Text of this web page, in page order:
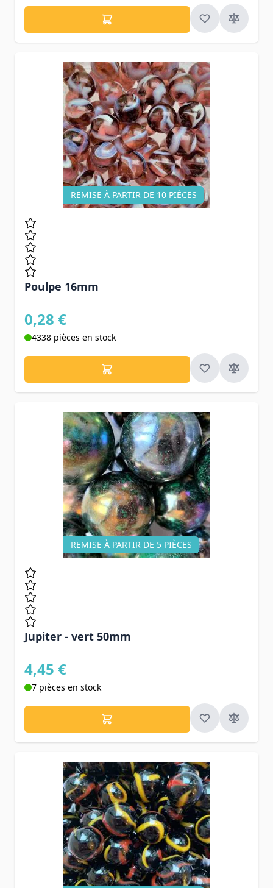
REMISE À PARTIR DE 10 PIÈCES
Poulpe 16mm
0,28 €
4338 pièces en stock
REMISE À PARTIR DE 5 PIÈCES
Jupiter - vert 50mm
4,45 €
7 pièces en stock